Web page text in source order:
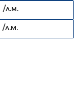
/л.м.
/л.м.